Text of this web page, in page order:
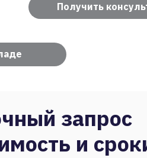
Получить
запрос
и